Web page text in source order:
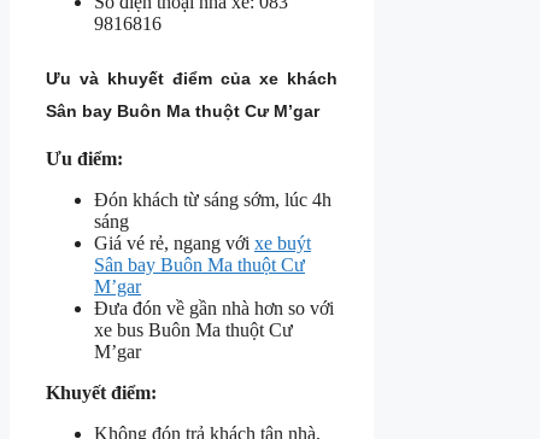
9816816
Ưu và khuyết điểm của xe khách
Sân bay Buôn Ma thuột Cư M’gar
Ưu điểm:
Đón khách từ sáng sớm, lúc 4h
sáng
Giá vé rẻ, ngang với xe buýt
Sân bay Buôn Ma thuột Cư
M’gar
Đưa đón về gần nhà hơn so với
xe bus Buôn Ma thuột Cư
M’gar
Khuyết điểm:
Không đón trả khách tận nhà,